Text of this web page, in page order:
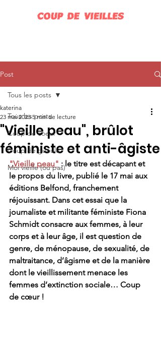
Post
Tous les posts
Coup de coeur
Coup de gueule
Moi vieille (ou pas)
Tous les posts
"Vieille peau", brûlot
féministe et anti-âgiste
katerina
23 mai 2023 5 min de lecture
"Vieille peau" : le titre est décapant et
le propos du livre, publié le 17 mai aux
éditions Belfond, franchement
réjouissant. Dans cet essai que la
journaliste et militante féministe Fiona
Schmidt consacre aux femmes, à leur
corps et à leur âge, il est question de
genre, de ménopause, de sexualité, de
maltraitance, d’âgisme et de la manière
dont le vieillissement menace les
femmes d’extinction sociale… Coup
de cœur !